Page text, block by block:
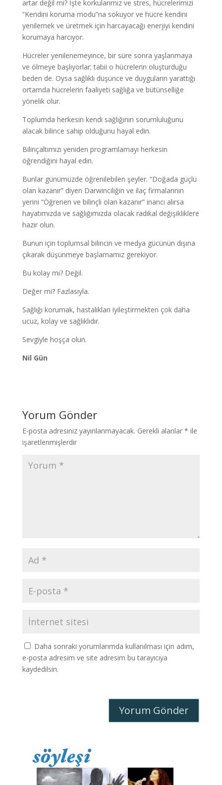
artar değil mi? İşte korkularımız ve stres, hücrelerimizi
“Kendini koruma modu”na sokuyor ve hücre kendini
yenilemek ve üretmek için harcayacağı enerjiyi kendini
korumaya harcıyor.
Hücreler yenilenemeyince, bir süre sonra yaşlanmaya
ve ölmeye başlıyorlar; tabii o hücrelerin oluşturduğu
beden de. Oysa sağlıklı düşünce ve duyguların yarattığı
ortamda hücrelerin faaliyeti sağlığa ve bütünselliğe
yönelik olur.
Toplumda herkesin kendi sağlığının sorumluluğunu
alacak bilince sahip olduğunu hayal edin.
Bilinçaltımızı yeniden programlamayı herkesin
öğrendiğini hayal edin.
Bunlar günümüzde öğrenilebilen şeyler. “Doğada güçlü
olan kazanır” diyen Darwinciliğin ve ilaç firmalarının
yerini “Öğrenen ve bilinçli olan kazanır” inancı alırsa
hayatımızda ve sağlığımızda olacak radikal değişikliklere
hazır olun.
Bunun için toplumsal bilincin ve medya gücünün dışına
çıkarak düşünmeye başlamamız gerekiyor.
Bu kolay mı? Değil.
Değer mi? Fazlasıyla.
Sağlığı korumak, hastalıkları iyileştirmekten çok daha
ucuz, kolay ve sağlıklıdır.
Sevgiyle hoşça olun.
Nil Gün
Yorum Gönder
E-posta adresiniz yayınlanmayacak. Gerekli alanlar * ile
işaretlenmişlerdir
Daha sonraki yorumlarımda kullanılması için adım,
e-posta adresim ve site adresim bu tarayıcıya
kaydedilsin.